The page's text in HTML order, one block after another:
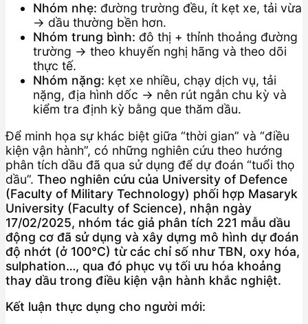
Nhóm nhẹ: đường trường đều, ít kẹt xe, tải vừa
→ dầu thường bền hơn.
Nhóm trung bình: đô thị + thỉnh thoảng đường
trường → theo khuyến nghị hãng và theo dõi
thực tế.
Nhóm nặng: kẹt xe nhiều, chạy dịch vụ, tải
nặng, địa hình dốc → nên rút ngắn chu kỳ và
kiểm tra định kỳ bằng que thăm dầu.
Để minh họa sự khác biệt giữa “thời gian” và “điều
kiện vận hành”, có những nghiên cứu theo hướng
phân tích dầu đã qua sử dụng để dự đoán “tuổi thọ
dầu”. Theo nghiên cứu của University of Defence
(Faculty of Military Technology) phối hợp Masaryk
University (Faculty of Science), nhận ngày
17/02/2025, nhóm tác giả phân tích 221 mẫu dầu
động cơ đã sử dụng và xây dựng mô hình dự đoán
độ nhớt (ở 100°C) từ các chỉ số như TBN, oxy hóa,
sulphation…, qua đó phục vụ tối ưu hóa khoảng
thay dầu trong điều kiện vận hành khắc nghiệt.
Kết luận thực dụng cho người mới: